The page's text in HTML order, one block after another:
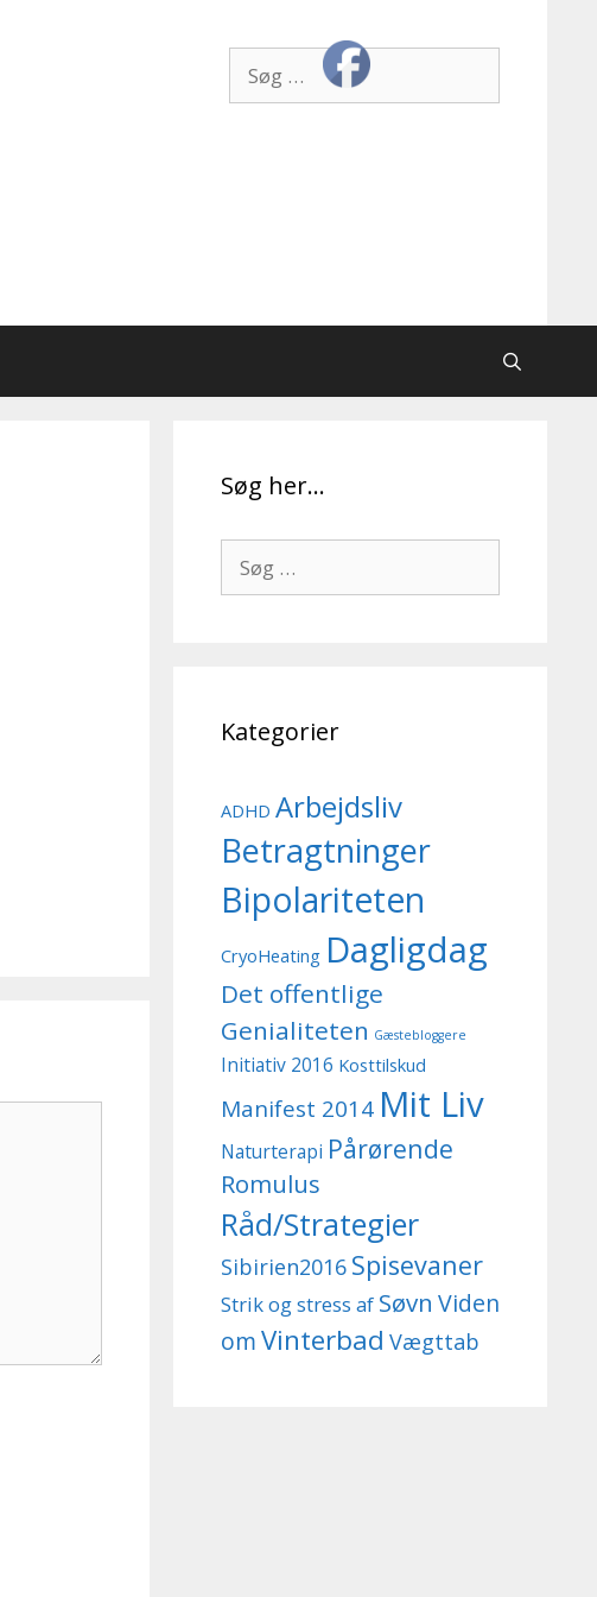
efter:
Søg her…
efter:
Kategorier
ADHD Arbejdsliv
Betragtninger
Bipolariteten
CryoHeating Dagligdag
Det offentlige
Genialiteten Gæstebloggere
Initiativ 2016 Kosttilskud
Manifest 2014 Mit Liv
Naturterapi Pårørende
Romulus
Råd/Strategier
Sibirien2016 Spisevaner
Strik og stress af Søvn Viden
omVinterbad Vægttab